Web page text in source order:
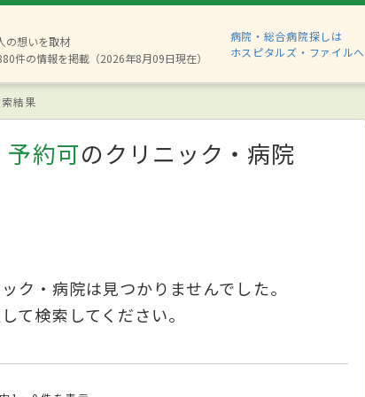
の想いを取材
件の情報を掲載（2026年8月09日現在）
病院・総合病院探しは
ホスピタルズ・ファイルへ
結果
約可のクリニック・病院
ク・病院は見つかりませんでした。
て検索してください。